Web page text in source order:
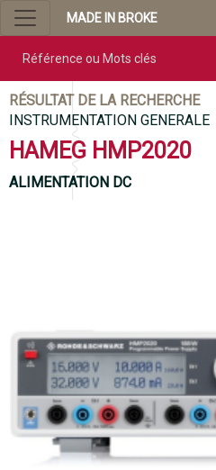
MADE IN BROKE
RÉSULTAT DE LA RECHERCHE
INSTRUMENTATION GENERALE
HAMEG HMP2020
ALIMENTATION DC